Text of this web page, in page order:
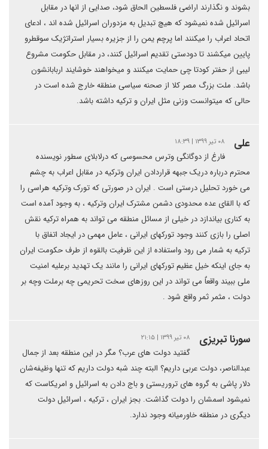
بشوند و نگذارند اراضی فلسطین الحاق شود، صدایی از انها در مقابل
اسرائیل شده نمیشود که هیچ تبدیل به مزدوران اسرائیل شده اند ، ادعای
اتحاد اعراب را میکنند اما پرچم یمن را از جزیره بسیار استراتژیک سوقطرو
پایین میکشند تا دودستی تقدیم اسرائیل کنند، در مقابل حکومت مشروع
لیبی از حفتر کودتا چی حمایت میکنند و میخواهند خوشایند اربابانشون
باشد. ملت بزرگ مصر کلا از صحنه سیاسی منطقه خارج شده است در
حالی که میتوانست وزنی مثل ایران و ترکیه داشته باشد.
علی ۰۸ تیر ۱۳۹۹ | ۱۸:۳۹
فارغ از دوگانگی وترس محسوسی که درلابلای سطور نویسنده
محترم درباره دریک جبهه قراردادن ایران وترکیه در مقابل اعراب به چشم
می خورد تحلیل درستی است . ایران در صورتی که تورک وترکیه هراسی را
که با القای عده محدودی دشمن مشترک ایران وترکیه ، به وجود آمده است
به کناری بیاندازد در خیلی از مسائل منطقه می تواند به همراه ترکیه نقش
اصلی را بازی کنند وجود تورکهای ایرانی ، عامل مهمی در ایجاد اتفاق با
ترکیه به شمار می رود واستفاده از این ظرفیت بالقوه از طرف حکومت ایران
به جای اینکه خیل عظیم تورکهای ایرانی را مانند یک تهدید برعلیه امنیت
ملی ببیند واقعاٌ می تواند در این روزهای سخت تحریمی چه برملت وچه بر
دولت ، مثمر ثمر واقع شود .
سورنا تبریزی ۰۸ تیر ۱۳۹۹ | ۲۱:۱۵
گفتید دولت های عرب؟ مگر در این منطقه بعد از جمال
عبدالناصر، دولت عربی داریم؟ البته چند شبه دولت داریم که تنها وظیفه‌شان
دلار پاشی به گروه های تروریستی و باج دادن به اسرائیل و امریکاست که
نمیشود اسمشان را دولت گذاشت. بجز ایران ، ترکیه ، اسرائیل دولت
دیگری در منطقه خاورمیانه وجود ندارد.